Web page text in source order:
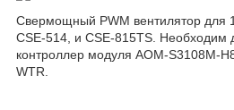
Свермощный PWM вентилятор для
CSE-514, и CSE-815TS. Необходим
контроллер модуля AOM-S3108M-
WTR.